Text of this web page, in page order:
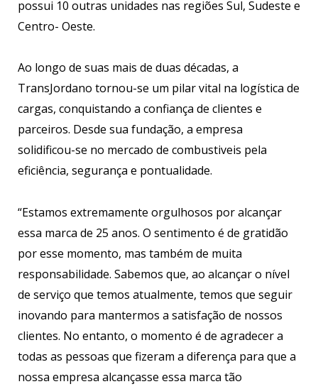
possui 10 outras unidades nas regiões Sul, Sudeste e
Centro- Oeste.
Ao longo de suas mais de duas décadas, a
TransJordano tornou-se um pilar vital na logística de
cargas, conquistando a confiança de clientes e
parceiros. Desde sua fundação, a empresa
solidificou-se no mercado de combustiveis pela
eficiência, segurança e pontualidade.
“Estamos extremamente orgulhosos por alcançar
essa marca de 25 anos. O sentimento é de gratidão
por esse momento, mas também de muita
responsabilidade. Sabemos que, ao alcançar o nível
de serviço que temos atualmente, temos que seguir
inovando para mantermos a satisfação de nossos
clientes. No entanto, o momento é de agradecer a
todas as pessoas que fizeram a diferença para que a
nossa empresa alcançasse essa marca tão